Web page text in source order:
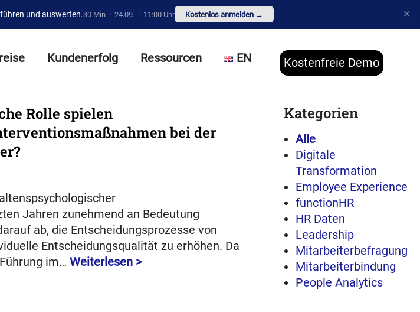
Kundenerfolg Ressourcen EN Kostenfreie Demo
Kategorien
Alle
Digitale
Transformation
Employee Experience
functionHR
HR Daten
Leadership
Mitarbeiterbefragung
Mitarbeiterbindung
People Analytics
Rolle spielen
bei der
Jahren zunehmend an Bedeutung
ab, die Entscheidungsprozesse von
Entscheidungsqualität zu erhöhen. Da
im… Weiterlesen >
und auswerten.30 Min · 24.09. · 11:00 Uhr Kostenlos anmelden → ✕